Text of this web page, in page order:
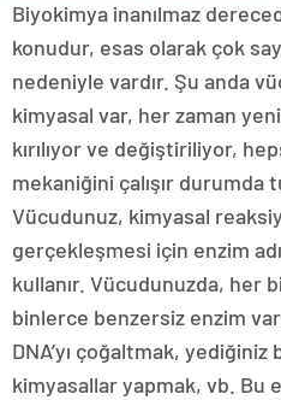
Biyokimya inanılmaz
konudur, esas olarak çok
nedeniyle vardır. Şu anda
kimyasal var, her zaman
kırılıyor ve değiştiriliyor,
mekaniğini çalışır durumda
Vücudunuz, kimyasal
gerçekleşmesi için enzim
kullanır. Vücudunuzda, her
binlerce benzersiz enzim
DNA’yı çoğaltmak,
kimyasallar yapmak, vb. Bu